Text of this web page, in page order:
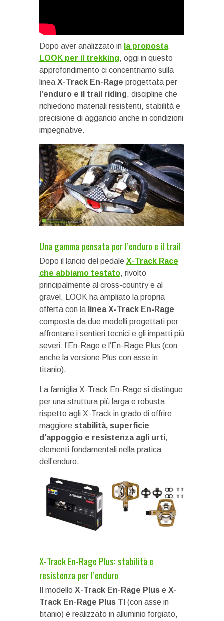
Dopo aver analizzato in la proposta
LOOK per il trekking, oggi in questo
approfondimento ci concentriamo sulla
linea X-Track En-Rage progettata per
l’enduro e il trail riding, discipline che
richiedono materiali resistenti, stabilità e
precisione di aggancio anche in condizioni
impegnative.
Una gamma pensata per l’enduro e il trail
Dopo il lancio del pedale X-Track Race
che abbiamo testato, rivolto
principalmente al cross-country e al
gravel, LOOK ha ampliato la propria
offerta con la linea X-Track En-Rage
composta da due modelli progettati per
affrontare i sentieri tecnici e gli impatti più
severi: l’En-Rage e l’En-Rage Plus (con
anche la versione Plus con asse in
titanio).
La famiglia X-Track En-Rage si distingue
per una struttura più larga e robusta
rispetto agli X-Track in grado di offrire
maggiore stabilità, superficie
d’appoggio e resistenza agli urti,
elementi fondamentali nella pratica
dell’enduro.
X-Track En-Rage Plus: stabilità e
resistenza per l’enduro
Il modello X-Track En-Rage Plus e X-
Track En-Rage Plus TI (con asse in
titanio) è realizzato in alluminio forgiato,